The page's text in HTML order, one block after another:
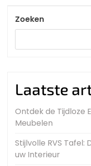
Zoeken
Laatste
Ontdek de Tijdloze
Meubelen
Stijlvolle RVS Tafel:
uw Interieur